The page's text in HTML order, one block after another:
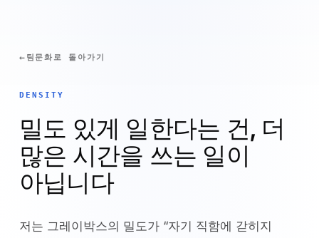
팀문화로 돌아가기
DENSITY
밀도 있게 일한다는 건, 더
많은 시간을 쓰는 일이
아닙니다
저는 그레이박스의 밀도가 “자기 직함에 갇히지